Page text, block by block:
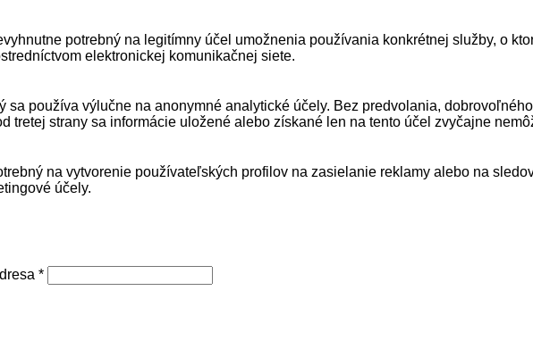
potrebný na legitímny účel umožnenia používania konkrétnej služby, o
elektronickej komunikačnej siete.
sa používa výlučne na anonymné analytické účely. Bez predvolania,
tretej strany sa informácie uložené alebo získané len na tento účel zvyčajne
na vytvorenie používateľských profilov na zasielanie reklamy alebo na
účely.
*